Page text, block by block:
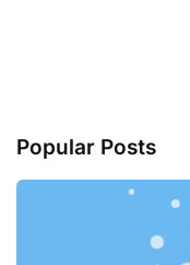
Popular Posts